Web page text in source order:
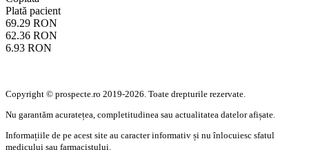
Plată pacient
69.29 RON
62.36 RON
6.93 RON
Copyright © prospecte.ro 2019-2026. Toate drepturile rezervate.
Nu garantăm acuratețea, completitudinea sau actualitatea datelor afișate.
Informațiile de pe acest site au caracter informativ și nu înlocuiesc sfatul
medicului sau farmacistului.